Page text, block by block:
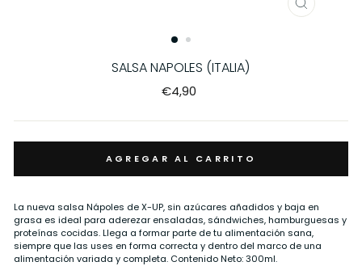
CERRAR
SALSA NAPOLES (ITALIA)
Precio
€4,90
AGREGAR AL CARRITO
La nueva salsa Nápoles de X-UP, sin azúcares añadidos y baja en
grasa es ideal para aderezar ensaladas, sándwiches, hamburguesas y
proteínas cocidas. Llega a formar parte de tu alimentación sana,
siempre que las uses en forma correcta y dentro del marco de una
alimentación variada y completa. Contenido Neto: 300ml.